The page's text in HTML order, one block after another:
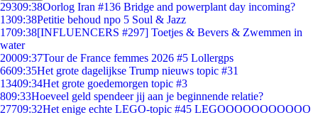
29309:38Oorlog Iran #136 Bridge and powerplant day incoming?
1309:38Petitie behoud npo 5 Soul & Jazz
1709:38[INFLUENCERS #297] Toetjes & Bevers & Zwemmen in
water
20009:37Tour de France femmes 2026 #5 Lollergps
6609:35Het grote dagelijkse Trump nieuws topic #31
13409:34Het grote goedemorgen topic #3
809:33Hoeveel geld spendeer jij aan je beginnende relatie?
27709:32Het enige echte LEGO-topic #45 LEGOOOOOOOOOOO